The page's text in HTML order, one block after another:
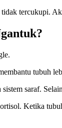
tercukupi.
tubuh
saraf.
Ketika